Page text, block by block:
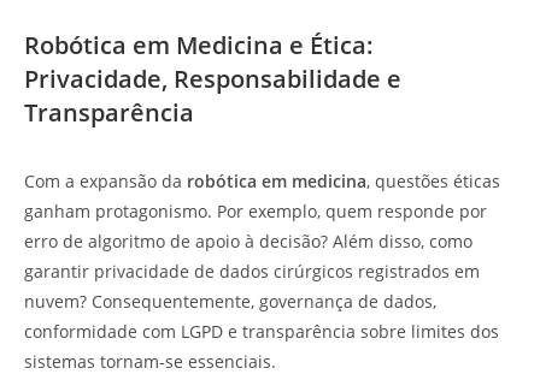
Robótica em Medicina e Ética:
Privacidade, Responsabilidade e
Transparência
Com a expansão da robótica em medicina, questões éticas
ganham protagonismo. Por exemplo, quem responde por
erro de algoritmo de apoio à decisão? Além disso, como
garantir privacidade de dados cirúrgicos registrados em
nuvem? Consequentemente, governança de dados,
conformidade com LGPD e transparência sobre limites dos
sistemas tornam-se essenciais.